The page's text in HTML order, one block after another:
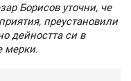
Борисов уточни, че
преустановили
дейността си в
мерки.